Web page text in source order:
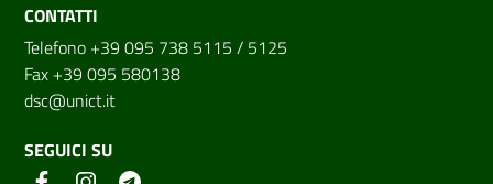
CONTATTI
Telefono +39 095 738 5115 / 5125
Fax +39 095 580138
dsc@unict.it
SEGUICI SU